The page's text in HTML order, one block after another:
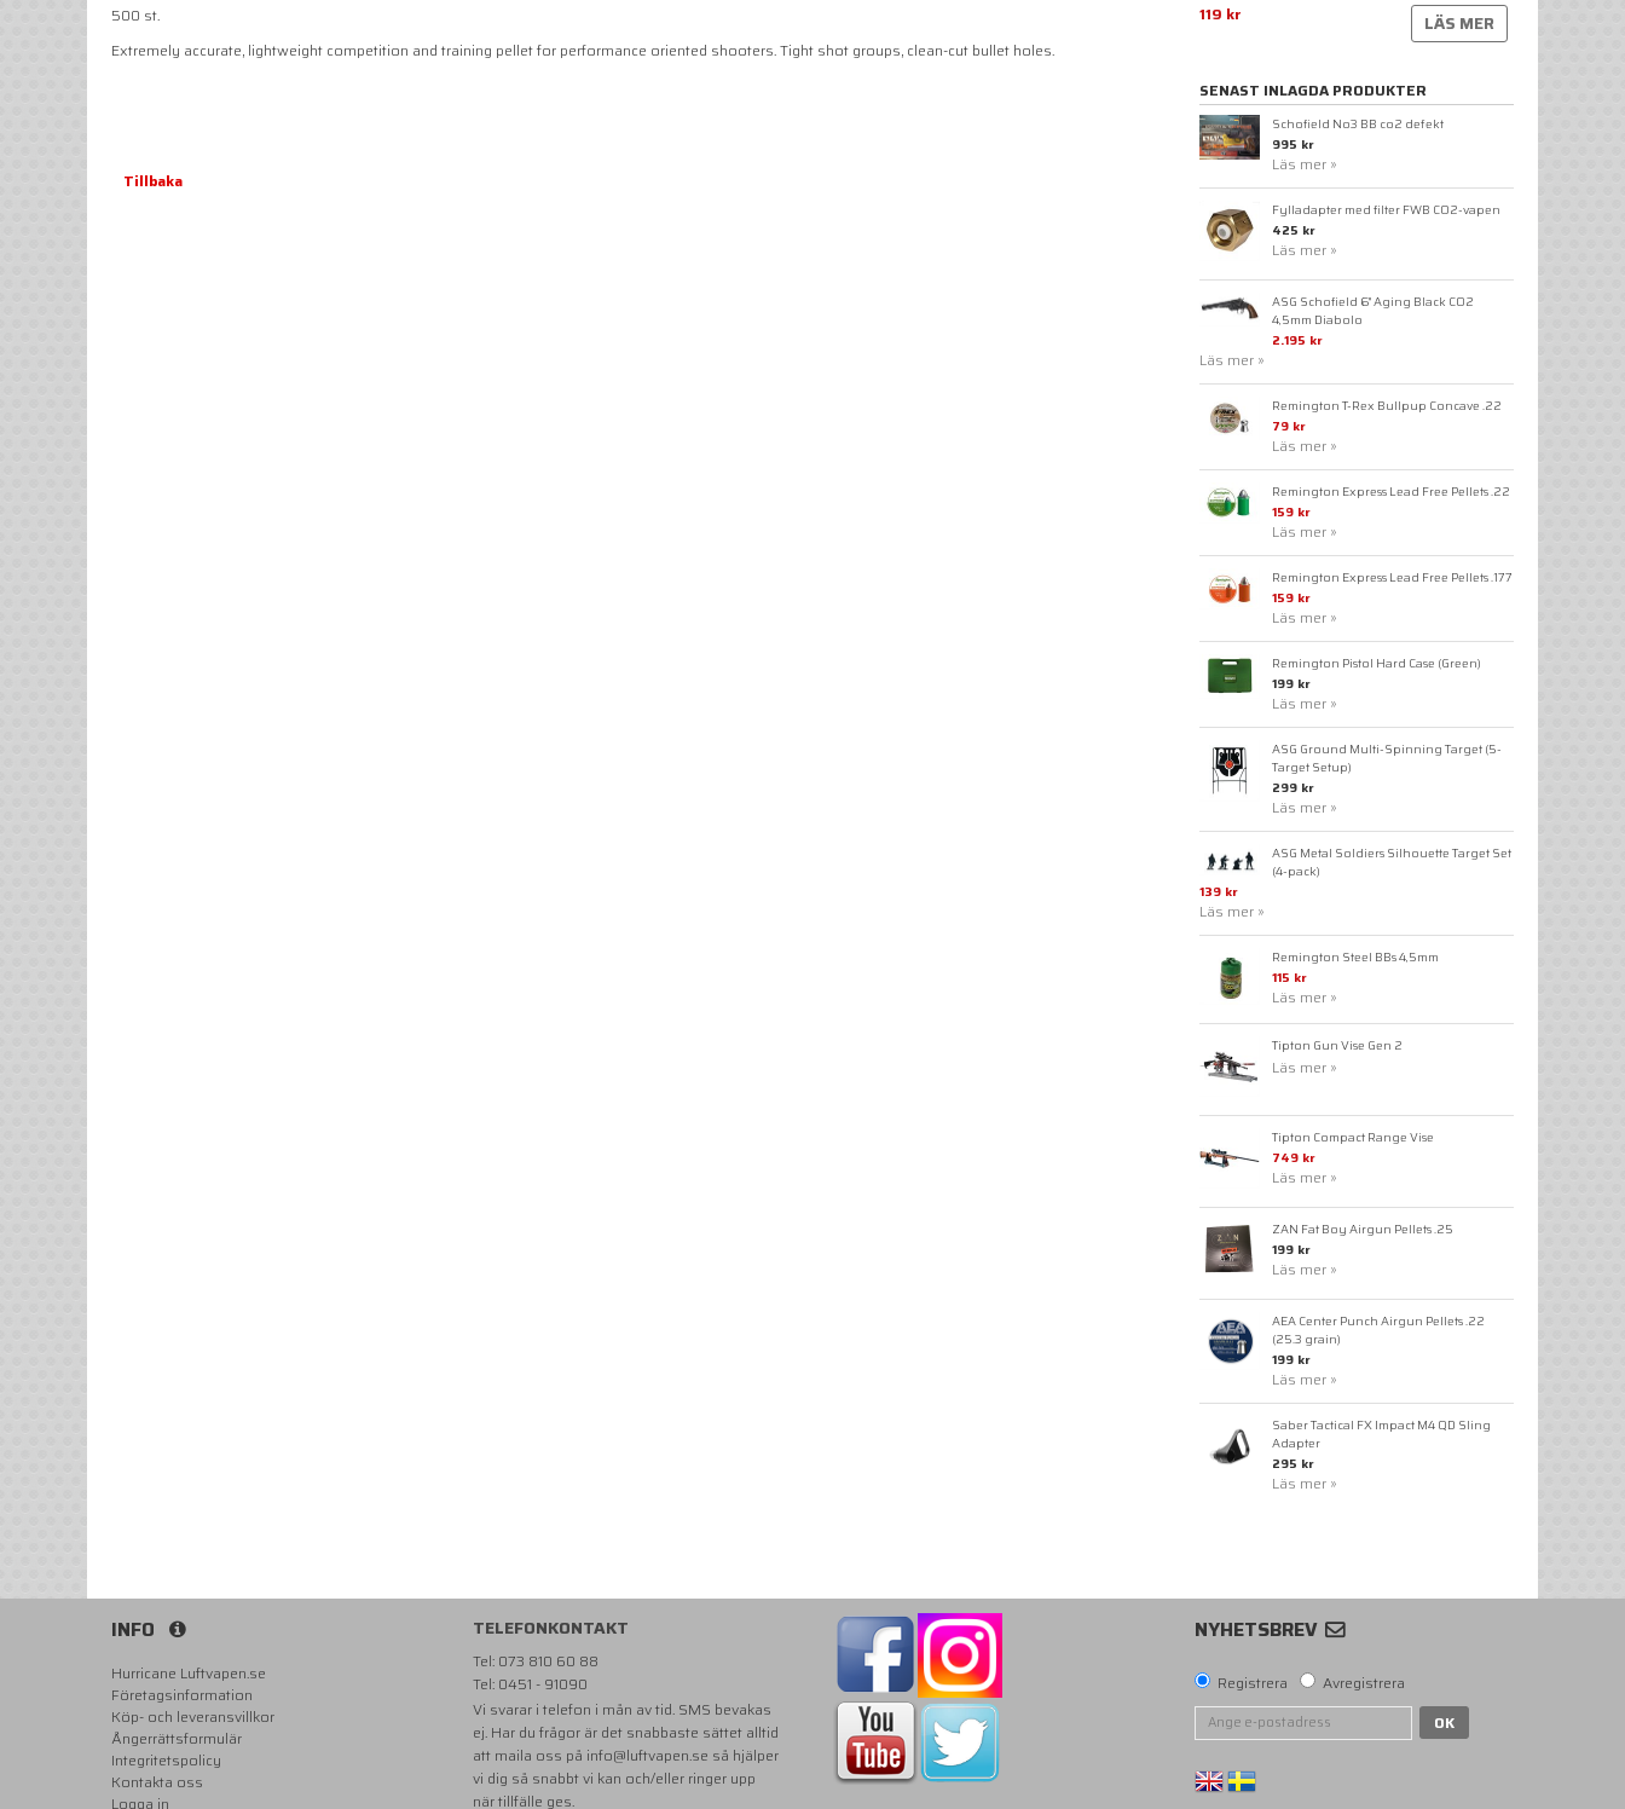
500 st.
Extremely accurate, lightweight competition and training pellet for performance oriented shooters. Tight shot groups, clean-cut bullet holes.
Tillbaka
119 kr
LÄS MER
SENAST INLAGDA PRODUKTER
Schofield No3 BB co2 defekt
995 kr
Läs mer »
Fylladapter med filter FWB CO2-vapen
425 kr
Läs mer »
ASG Schofield 6" Aging Black CO2
4,5mm Diabolo
2.195 kr
Läs mer »
Remington T-Rex Bullpup Concave .22
79 kr
Läs mer »
Remington Express Lead Free Pellets .22
159 kr
Läs mer »
Remington Express Lead Free Pellets .177
159 kr
Läs mer »
Remington Pistol Hard Case (Green)
199 kr
Läs mer »
ASG Ground Multi-Spinning Target (5-
Target Setup)
299 kr
Läs mer »
ASG Metal Soldiers Silhouette Target Set
(4-pack)
139 kr
Läs mer »
Remington Steel BBs 4,5mm
115 kr
Läs mer »
Tipton Gun Vise Gen 2
Läs mer »
Tipton Compact Range Vise
749 kr
Läs mer »
ZAN Fat Boy Airgun Pellets .25
199 kr
Läs mer »
AEA Center Punch Airgun Pellets .22
(25.3 grain)
199 kr
Läs mer »
Saber Tactical FX Impact M4 QD Sling
Adapter
295 kr
Läs mer »
INFO
Hurricane Luftvapen.se
Företagsinformation
Köp- och leveransvillkor
Ångerrättsformulär
Integritetspolicy
Kontakta oss
Logga in
TELEFONKONTAKT
Tel: 073 810 60 88
Tel: 0451 - 91090
Vi svarar i telefon i mån av tid. SMS bevakas
ej. Har du frågor är det snabbaste sättet alltid
att maila oss på info@luftvapen.se så hjälper
vi dig så snabbt vi kan och/eller ringer upp
när tillfälle ges.
NYHETSBREV
Registrera
Avregistrera
OK